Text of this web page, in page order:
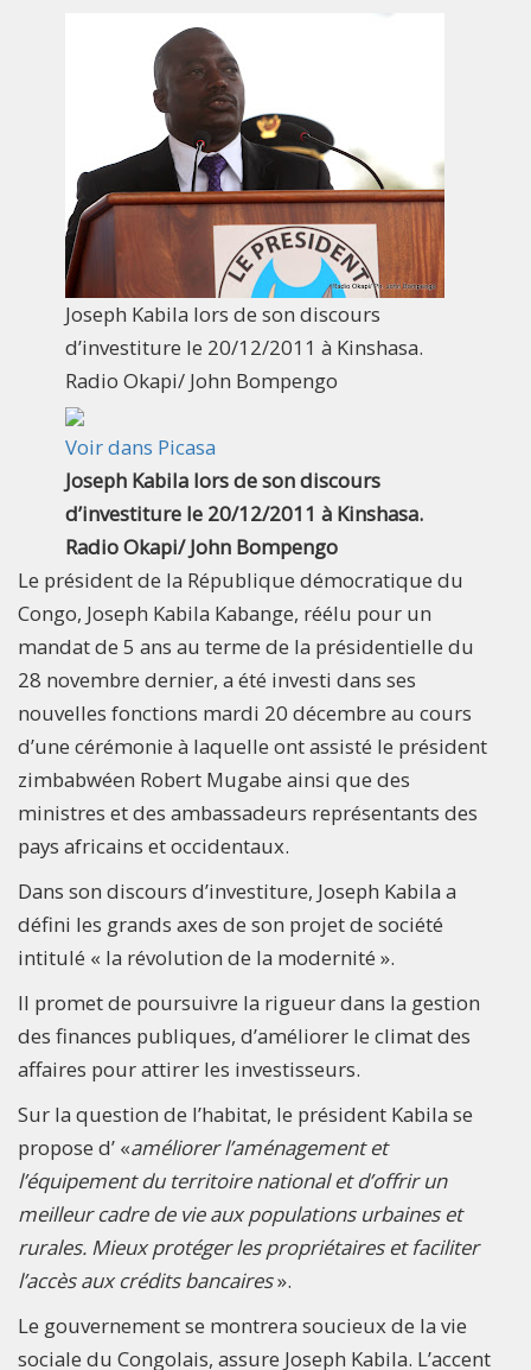
Joseph Kabila lors de son discours
d’investiture le 20/12/2011 à Kinshasa.
Radio Okapi/ John Bompengo
Voir dans Picasa
Joseph Kabila lors de son discours
d’investiture le 20/12/2011 à Kinshasa.
Radio Okapi/ John Bompengo
Le président de la République démocratique du
Congo, Joseph Kabila Kabange, réélu pour un
mandat de 5 ans au terme de la présidentielle du
28 novembre dernier, a été investi dans ses
nouvelles fonctions mardi 20 décembre au cours
d’une cérémonie à laquelle ont assisté le président
zimbabwéen Robert Mugabe ainsi que des
ministres et des ambassadeurs représentants des
pays africains et occidentaux.
Dans son discours d’investiture, Joseph Kabila a
défini les grands axes de son projet de société
intitulé « la révolution de la modernité ».
Il promet de poursuivre la rigueur dans la gestion
des finances publiques, d’améliorer le climat des
affaires pour attirer les investisseurs.
Sur la question de l’habitat, le président Kabila se
propose d’ «améliorer l’aménagement et
l’équipement du territoire national et d’offrir un
meilleur cadre de vie aux populations urbaines et
rurales. Mieux protéger les propriétaires et faciliter
l’accès aux crédits bancaires».
Le gouvernement se montrera soucieux de la vie
sociale du Congolais, assure Joseph Kabila. L’accent